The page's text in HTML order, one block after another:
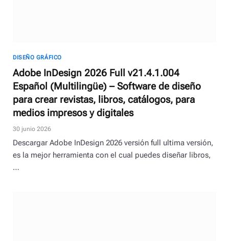
DISEÑO GRÁFICO
Adobe InDesign 2026 Full v21.4.1.004
Español (Multilingüe) – Software de diseño
para crear revistas, libros, catálogos, para
medios impresos y digitales
30 junio 2026
Descargar Adobe InDesign 2026 versión full ultima versión,
es la mejor herramienta con el cual puedes diseñar libros,
…